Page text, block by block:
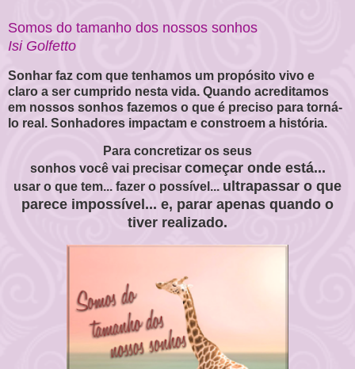
Somos do tamanho dos nossos sonhos
Isi Golfetto
Sonhar faz com que tenhamos um propósito vivo e
claro a ser cumprido nesta vida. Quando acreditamos
em nossos sonhos fazemos o que é preciso para torná-
lo real. Sonhadores impactam e constroem a história.
Para concretizar os seus
sonhos você vai precisar começar onde está...
usar o que tem... fazer o possível... ultrapassar o que
parece impossível... e, parar apenas quando o
tiver realizado.